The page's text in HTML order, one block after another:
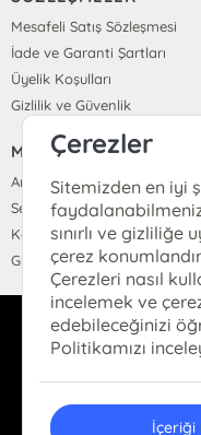
Mesafeli Satış Sözleşmesi
İade ve Garanti Şartları
Üyelik Koşulları
Gizlilik ve Güvenlik
MENÜ
Anasayfa
Sepetim
Kayıt Ol
Giriş Yap
Çerezler
Sitemizden en iyi
sınırlı ve gizliliğe
çerez
Çerezleri nasıl
incelemek ve
edebileceğinizi
Politikamızı
İçeriği